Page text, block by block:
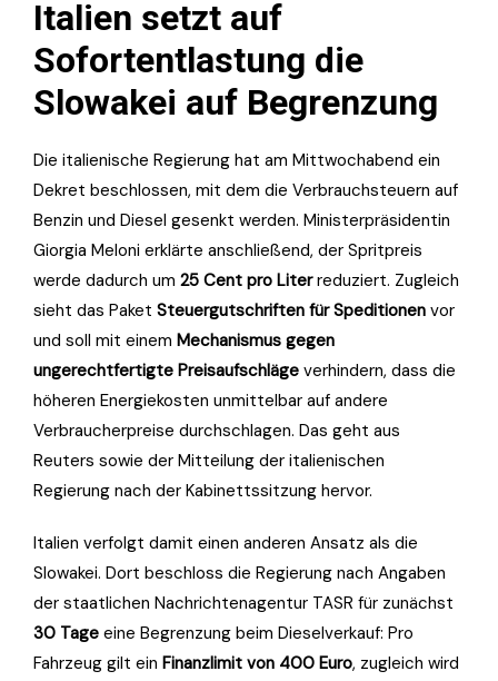
Italien setzt auf
Sofortentlastung die
Slowakei auf Begrenzung
Die italienische Regierung hat am Mittwochabend ein
Dekret beschlossen, mit dem die Verbrauchsteuern auf
Benzin und Diesel gesenkt werden. Ministerpräsidentin
Giorgia Meloni erklärte anschließend, der Spritpreis
werde dadurch um 25 Cent pro Literreduziert. Zugleich
sieht das Paket Steuergutschriften für Speditionen vor
und soll mit einem Mechanismus gegen
ungerechtfertigte Preisaufschläge verhindern, dass die
höheren Energiekosten unmittelbar auf andere
Verbraucherpreise durchschlagen. Das geht aus
Reuters sowie der Mitteilung der italienischen
Regierung nach der Kabinettssitzung hervor.
Italien verfolgt damit einen anderen Ansatz als die
Slowakei. Dort beschloss die Regierung nach Angaben
der staatlichen Nachrichtenagentur TASR für zunächst
30 Tage eine Begrenzung beim Dieselverkauf: Pro
Fahrzeug gilt ein Finanzlimit von 400 Euro, zugleich wird